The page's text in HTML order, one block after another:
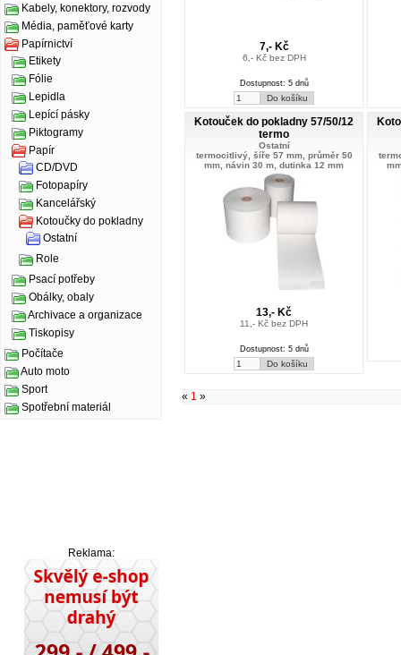
Kabely, konektory, rozvody
Média, paměťové karty
Papírnictví
Etikety
Fólie
Lepidla
Lepící pásky
Piktogramy
Papír
CD/DVD
Fotopapíry
Kancelářský
Kotoučky do pokladny
Ostatní
Role
Psací potřeby
Obálky, obaly
Archivace a organizace
Tiskopisy
Počítače
Auto moto
Sport
Spotřební materiál
Reklama:
7,- Kč
6,- Kč bez DPH
Dostupnost: 5 dnů
Kotouček do pokladny 57/50/12
termo
Ostatní
termocitlivý, šíře 57 mm, průměr 50
mm, návin 30 m, dutinka 12 mm
13,- Kč
11,- Kč bez DPH
Dostupnost: 5 dnů
« 1 »